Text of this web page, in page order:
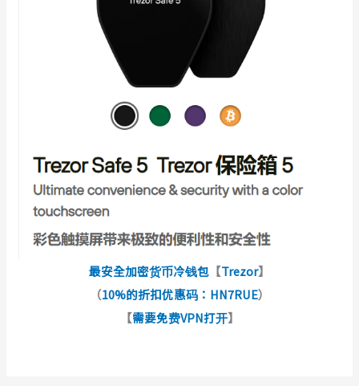
最安全加密货币冷钱包 【Trezor】
（10%的折扣优惠码：HN7RUE）
【需要免费VPN打开】